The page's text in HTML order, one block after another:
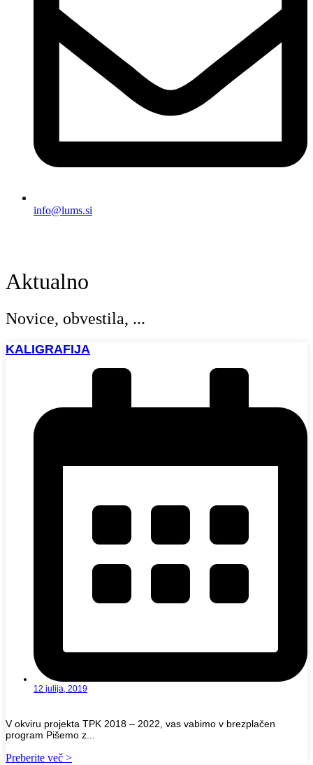
info@lums.si
Aktualno
Novice, obvestila, ...
KALIGRAFIJA
12 julija, 2019
V okviru projekta TPK 2018 – 2022, vas vabimo v brezplačen
program Pišemo z...
Preberite več >